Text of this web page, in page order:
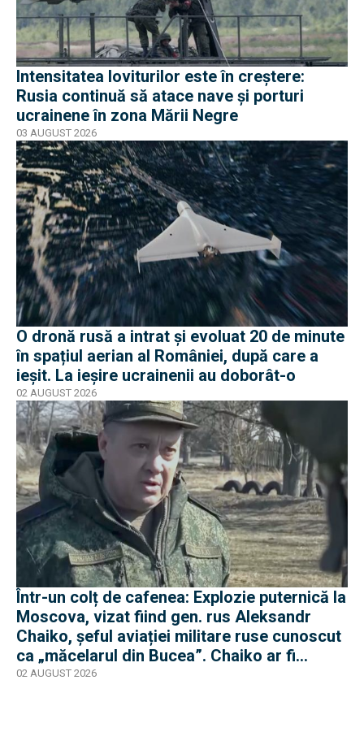
Intensitatea loviturilor este în creștere:
Rusia continuă să atace nave și porturi
ucrainene în zona Mării Negre
03 AUGUST 2026
O dronă rusă a intrat și evoluat 20 de minute
în spațiul aerian al României, după care a
ieșit. La ieșire ucrainenii au doborât-o
02 AUGUST 2026
Într-un colț de cafenea: Explozie puternică la
Moscova, vizat fiind gen. rus Aleksandr
Chaiko, șeful aviației militare ruse cunoscut
ca „măcelarul din Bucea”. Chaiko ar fi
supraviețuit
02 AUGUST 2026